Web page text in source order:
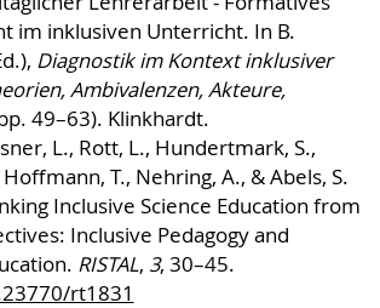
im inklusiven Unterricht. In B.
Diagnostik im Kontext inklusiver
Ambivalenzen, Akteure,
49–63). Klinkhardt.
L., Rott, L., Hundertmark, S.,
T., Nehring, A., & Abels, S.
Inclusive Science Education from
Inclusive Pedagogy and
RISTAL, 3, 30–45.
rt1831